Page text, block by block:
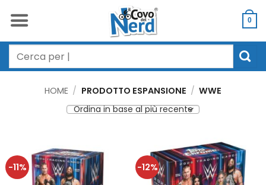
0
Cerca:
HOME / PRODOTTO ESPANSIONE / WWE
-11% -12%